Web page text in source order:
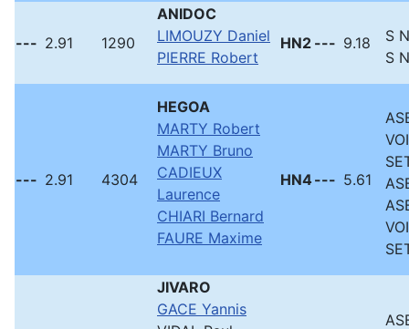
--- 2.91 1290
ANIDOC
LIMOUZY Daniel
PIERRE Robert
HN2 --- 9.18
S
S
--- 2.91 4304
HEGOA
MARTY Robert
MARTY Bruno
CADIEUX
Laurence
CHIARI Bernard
FAURE Maxime
HN4--- 5.61
JIVARO
GACE Yannis